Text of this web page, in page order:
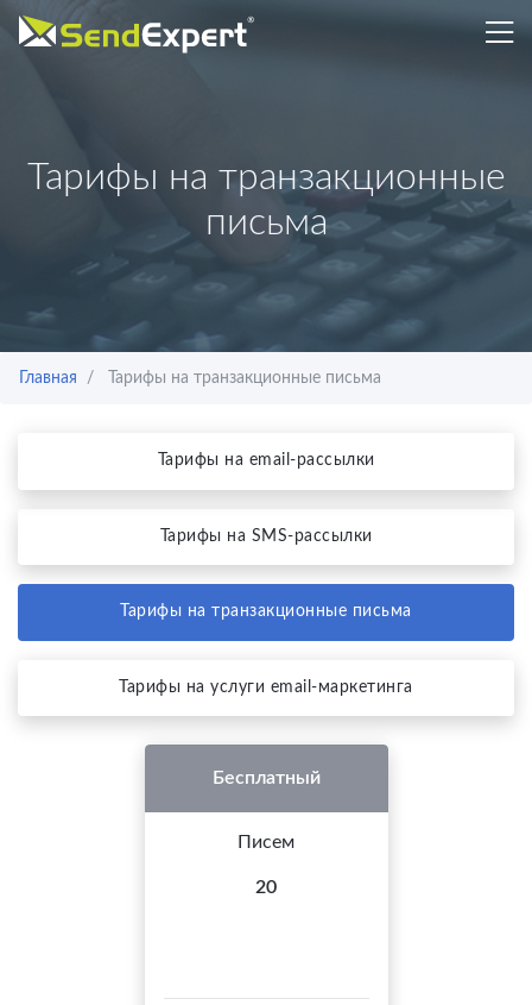
Тарифы на транзакционные
письма
Главная Тарифы на транзакционные письма
Тарифы на email-рассылки
Тарифы на SMS-рассылки
Тарифы на транзакционные письма
Тарифы на услуги email-маркетинга
Бесплатный
Писем
20